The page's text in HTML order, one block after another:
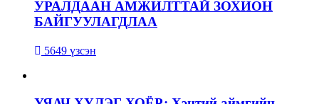
УРАЛДААН АМЖИЛТТАЙ ЗОХИОН
БАЙГУУЛАГДЛАА
5649 үзсэн